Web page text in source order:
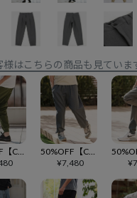
様はこちらの商品も見ていま
¥7,480
¥